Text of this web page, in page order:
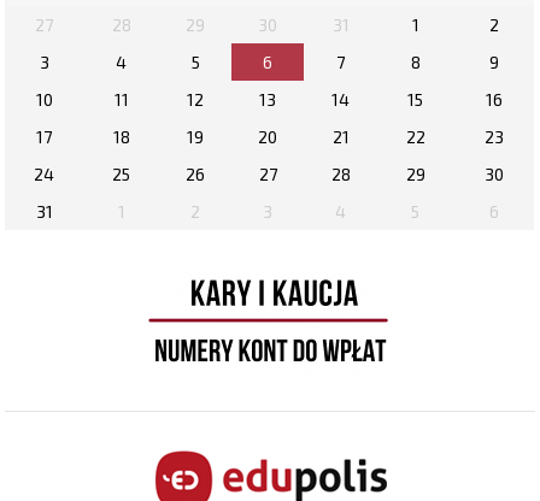
27
28 29 30 31 1
2
3
4 5 6 7 8
9
10
11 12 13 14 15
16
17
18 19 20 21 22
23
24
25 26 27 28 29
30
31
1 2 3 4 5 6